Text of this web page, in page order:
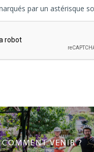
par un astérisque
COMMENT VENIR ?